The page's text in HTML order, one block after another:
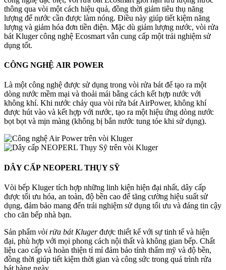
thông qua vòi một cách hiệu quả, đồng thời giảm tiêu thụ năng
lượng để nước cần được làm nóng. Điều này giúp tiết kiệm năng
lượng và giảm hóa đơn tiền điện. Mặc dù giảm lượng nước, vòi rửa
bát Kluger công nghệ Ecosmart vẫn cung cấp một trải nghiệm sử
dụng tốt.
CÔNG NGHỆ AIR POWER
Là một công nghệ được sử dụng trong vòi rửa bát để tạo ra một
dòng nước mềm mại và thoải mái bằng cách kết hợp nước với
không khí. Khi nước chảy qua vòi rửa bát AirPower, không khí
được hút vào và kết hợp với nước, tạo ra một hiệu ứng dòng nước
bọt bọt và mịn màng (không bị bắn nước tung tóe khi sử dụng).
DÂY CẤP NEOPERL THỤY SỸ
Vòi bếp Kluger tích hợp những linh kiện hiện đại nhất, dây cấp
được tối ưu hóa, an toàn, độ bền cao để tăng cường hiệu suất sử
dụng, đảm bảo mang đến trải nghiệm sử dụng tối ưu và đáng tin cậy
cho căn bếp nhà bạn.
Sản phẩm vòi rửa bát Klugerđược thiết kế với sự tinh tế và hiện
đại, phù hợp với mọi phong cách nội thất và không gian bếp. Chất
liệu cao cấp và hoàn thiện tỉ mỉ đảm bảo tính thẩm mỹ và độ bền,
đồng thời giúp tiết kiệm thời gian và công sức trong quá trình rửa
bát hàng ngày.